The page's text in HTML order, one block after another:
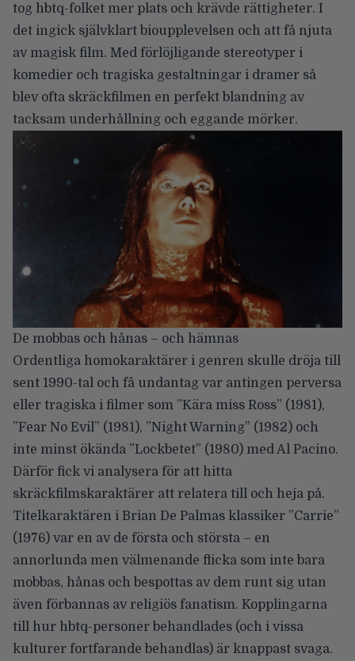
tog hbtq-folket mer plats och krävde rättigheter. I
det ingick självklart bioupplevelsen och att få njuta
av magisk film. Med förlöjligande stereotyper i
komedier och tragiska gestaltningar i dramer så
blev ofta skräckfilmen en perfekt blandning av
tacksam underhållning och eggande mörker.
De mobbas och hånas – och hämnas
Ordentliga homokaraktärer i genren skulle dröja till
sent 1990-tal och få undantag var antingen perversa
eller tragiska i filmer som ”Kära miss Ross” (1981),
”Fear No Evil” (1981), ”Night Warning” (1982) och
inte minst ökända ”Lockbetet” (1980) med Al Pacino.
Därför fick vi analysera för att hitta
skräckfilmskaraktärer att relatera till och heja på.
Titelkaraktären i Brian De Palmas klassiker ”Carrie”
(1976) var en av de första och största – en
annorlunda men välmenande flicka som inte bara
mobbas, hånas och bespottas av dem runt sig utan
även förbannas av religiös fanatism. Kopplingarna
till hur hbtq-personer behandlades (och i vissa
kulturer fortfarande behandlas) är knappast svaga.